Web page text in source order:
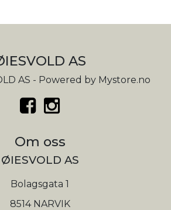
AS
AS - Powered by Mystore.no
Om oss
ØIESVOLD AS
Bolagsgata 1
8514 NARVIK